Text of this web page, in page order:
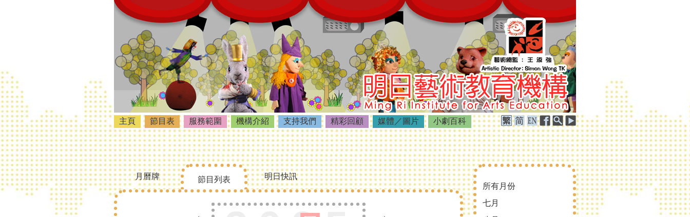
主頁 節目表 服務範圍 機構介紹 支持我們 精彩回顧 媒體／圖片 小劇百科
所有月份
七月
月曆牌 節目列表 明日快訊